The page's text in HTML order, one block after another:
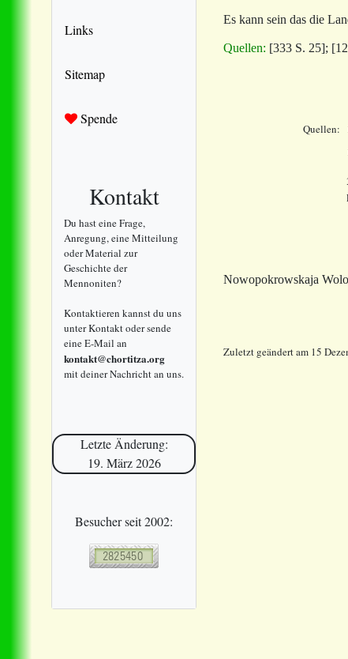
Links
Sitemap
Spende
Kontakt
Du hast eine Frage,
Anregung, eine Mitteilung
oder Material zur
Geschichte der
Mennoniten?
Kontaktieren kannst du uns
unter Kontakt oder sende
eine E-Mail an
kontakt@chortitza.org
mit deiner Nachricht an uns.
Letzte Änderung:
19. März 2026
Besucher seit 2002:
Es kann sein das die
Quellen: [333 S. 25];
Quellen:
Nowopokrowskaja
Zuletzt geändert am 15